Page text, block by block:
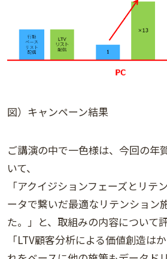
図）キャンペーン結果
ご講演の中で一色様は、今回の年
いて、
「アクイジションフェーズとリテ
ータで繋いだ最適なリテンション
た。」と、取組みの内容について評
「LTV顧客分析による価値創造は